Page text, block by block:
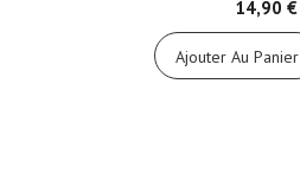
14,90 €
Ajouter Au Panier